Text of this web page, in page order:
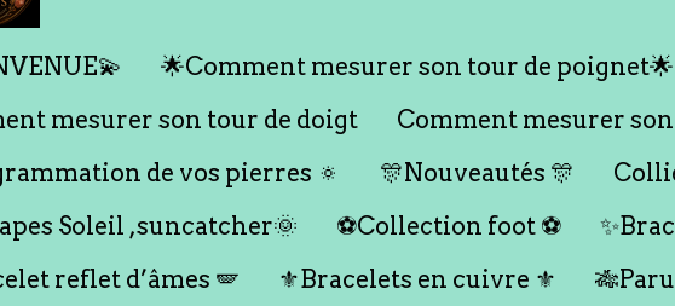
🌟Comment mesurer son tour de poignet🌟
mesurer son tour de doigt
Comment mesurer
de vos pierres 🔅
🎊Nouveautés 🎊
Soleil ,suncatcher🌞
⚽️Collection foot ⚽️
reflet d’âmes 🪽
⚜️Bracelets en cuivre ⚜️